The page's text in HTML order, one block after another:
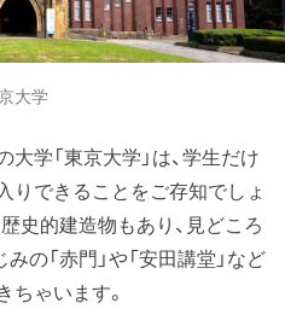
大学
学「東京大学」は、学生だけ
りできることをご存知でしょ
史的建造物もあり、見どころ
の「赤門」や「安田講堂」など
ゃいます。